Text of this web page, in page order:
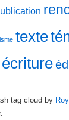
texte
écriture
tag cloud by